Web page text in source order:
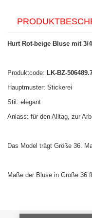
Hurt Rot-beige Bluse mit 3/
Produktcode: LK-BZ-
Hauptmuster: Stickerei
Stil: elegant
Anlass: für den Alltag, zur
Das Model trägt Größe 36.
Maße der Bluse in Größe 36